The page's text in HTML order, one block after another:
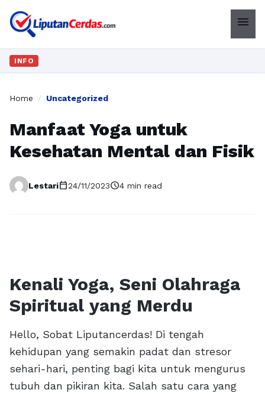
menu
INFO
Home / Uncategorized
Manfaat Yoga untuk
Kesehatan Mental dan Fisik
Lestaricalendar_today24/11/2023schedule4 min read
Kenali Yoga, Seni Olahraga
Spiritual yang Merdu
Hello, Sobat Liputancerdas! Di tengah
kehidupan yang semakin padat dan stresor
sehari-hari, penting bagi kita untuk mengurus
tubuh dan pikiran kita. Salah satu cara yang